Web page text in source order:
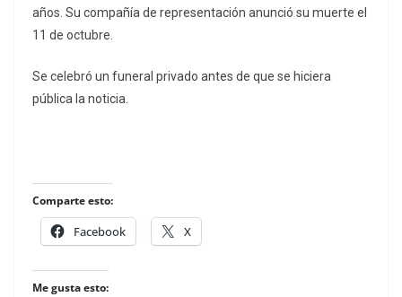
años. Su compañía de representación anunció su muerte el
11 de octubre.
Se celebró un funeral privado antes de que se hiciera
pública la noticia.
Comparte esto:
Facebook X
Me gusta esto: